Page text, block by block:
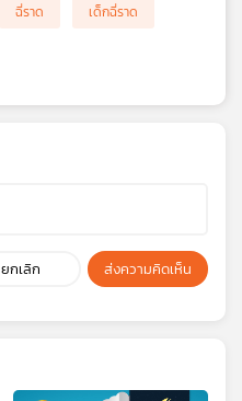
ฉี่ราด
เด็กฉี่ราด
ยกเลิก ส่งความคิดเห็น